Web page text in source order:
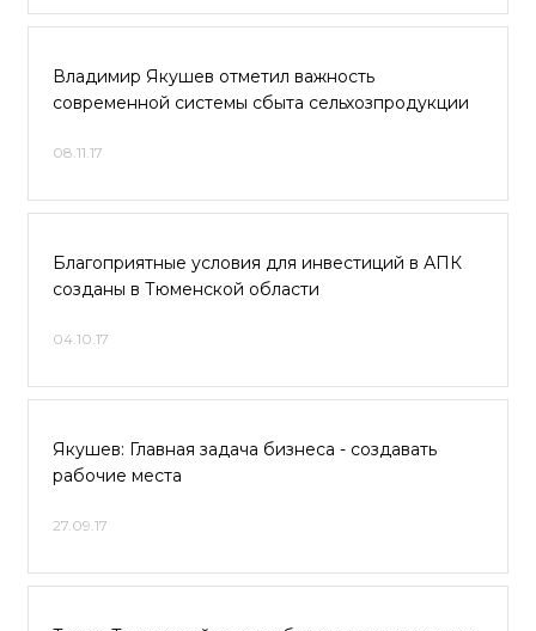
Владимир Якушев отметил важность
современной системы сбыта сельхозпродукции
08.11.17
Благоприятные условия для инвестиций в АПК
созданы в Тюменской области
04.10.17
Якушев: Главная задача бизнеса - создавать
рабочие места
27.09.17